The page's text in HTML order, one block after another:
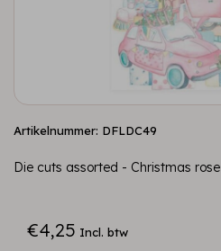
Artikelnummer: DFLDC49
Die cuts assorted - Christmas rose
€4,25 Incl. btw